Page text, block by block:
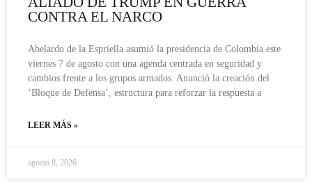
CONTRA EL NARCO
Abelardo de la Espriella asumió la presidencia de Colombia este
viernes 7 de agosto con una agenda centrada en seguridad y
cambios frente a los grupos armados. Anunció la creación del
‘Bloque de Defensa’, estructura para reforzar la respuesta a
LEER MÁS »
agosto 8, 2026